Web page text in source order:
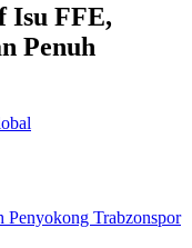
Isu FFE,
Penuh